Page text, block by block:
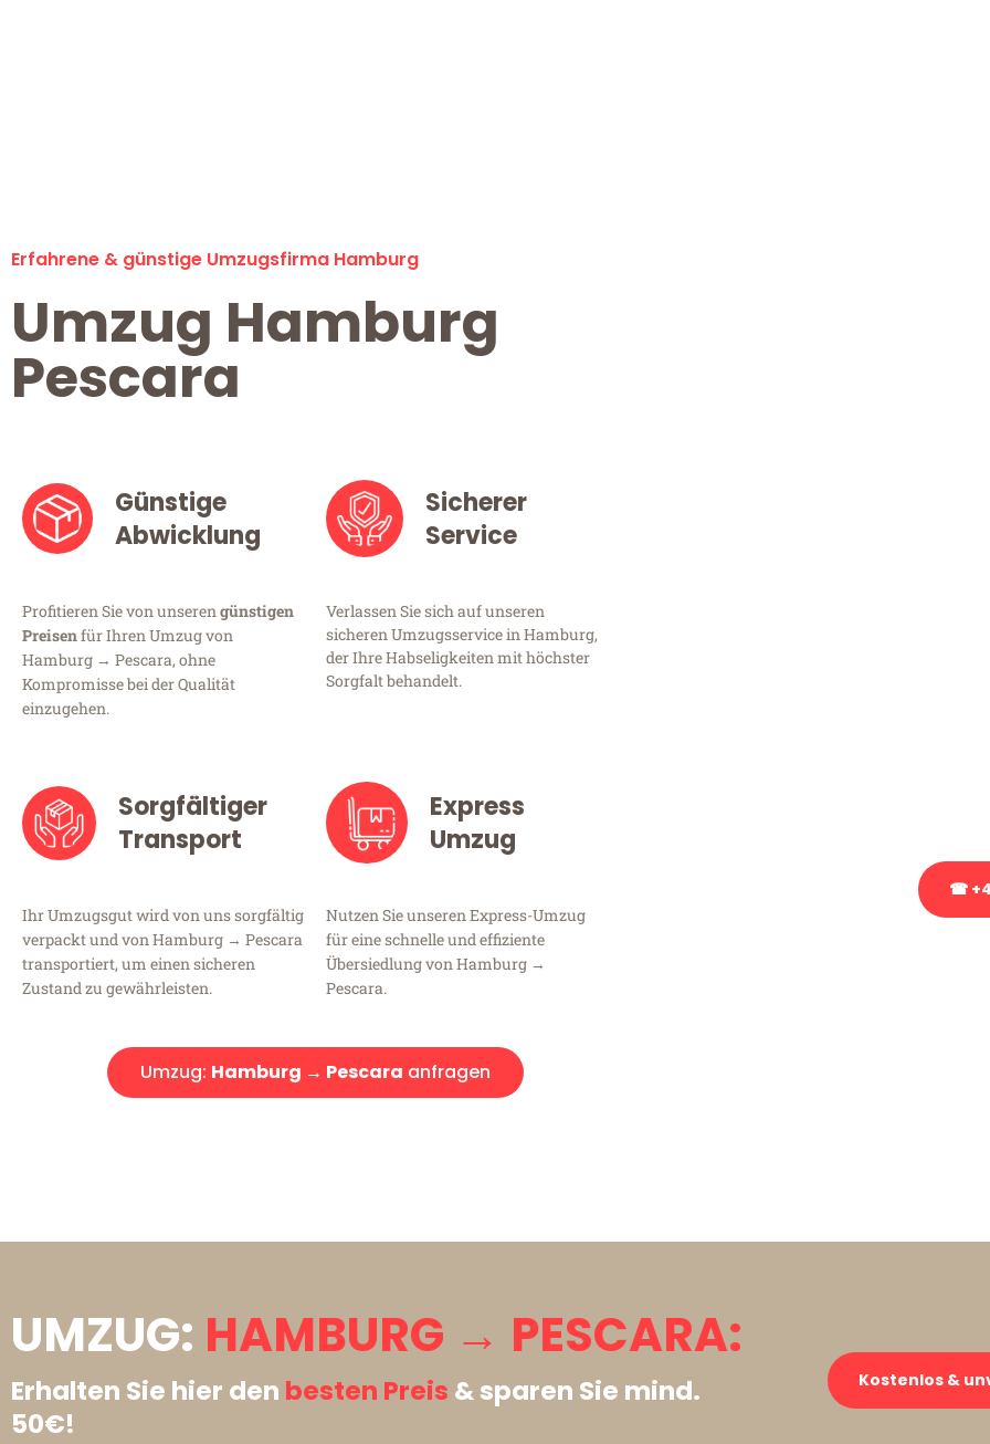
Erfahrene & günstige Umzugsfirma Hamburg
Umzug Hamburg
Pescara
Günstige
Abwicklung
Profitieren Sie von unserengünstigen
Preisenfür Ihren Umzug von
Hamburg → Pescara, ohne
Kompromisse bei der Qualität
einzugehen.
Sicherer
Service
Verlassen Sie sich auf unseren
sicheren Umzugsservice in Hamburg,
der Ihre Habseligkeiten mit höchster
Sorgfalt behandelt.
Sorgfältiger
Transport
Ihr Umzugsgut wird von uns sorgfältig
verpackt und von Hamburg → Pescara
transportiert, um einen sicheren
Zustand zu gewährleisten.
Express
Umzug
Nutzen Sie unseren Express-Umzug
für eine schnelle und effiziente
Übersiedlung von Hamburg →
Pescara.
Umzug: Hamburg → Pescara anfragen
☎
UMZUG: HAMBURG → PESCARA:
Erhalten Sie hier den besten Preis & sparen Sie mind.
50€!
Kostenlos &